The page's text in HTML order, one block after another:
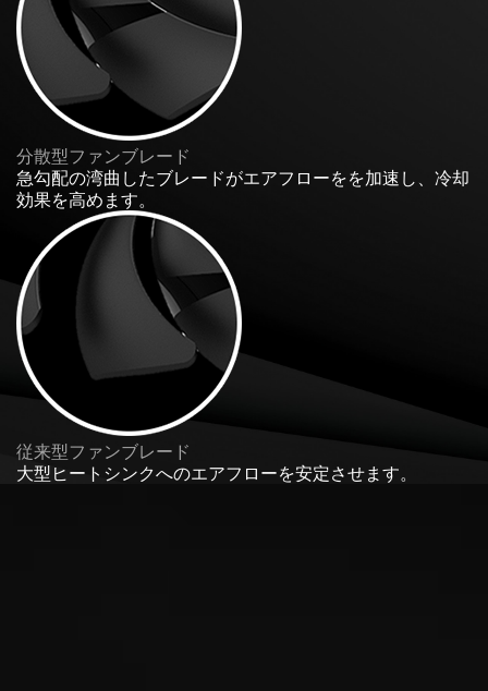
分散型ファンブレード
急勾配の湾曲したブレードがエアフローをを加速し、冷却
効果を高めます。
従来型ファンブレード
大型ヒートシンクへのエアフローを安定させます。